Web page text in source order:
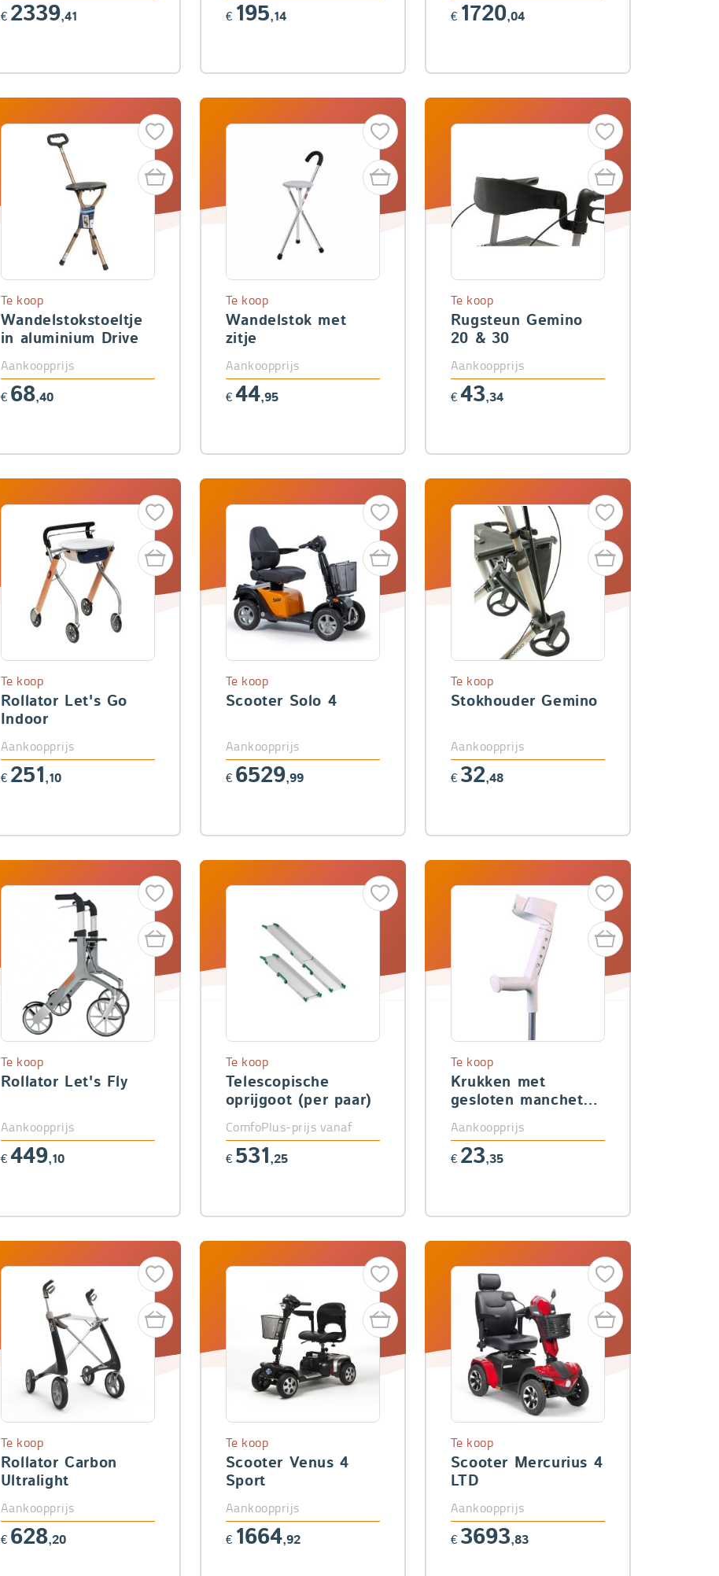
€ 2339,41 € 195,14 € 1720,04
Wandelstokstoeltje
in aluminium Drive
Te koop
Aankoopprijs
€ 68,40
Wandelstok met
zitje
Te koop
Aankoopprijs
€ 44,95
Rugsteun Gemino
20 & 30
Te koop
Aankoopprijs
€ 43,34
Rollator Let's Go
Indoor
Te koop
Aankoopprijs
€ 251,10
Scooter Solo 4
Te koop
Aankoopprijs
€ 6529,99
Stokhouder Gemino
Te koop
Aankoopprijs
€ 32,48
Rollator Let's Fly
Te koop
Aankoopprijs
€ 449,10
Telescopische
oprijgoot (per paar)
Te koop
ComfoPlus-prijs vanaf
€ 531,25
Krukken met
gesloten manchet
Te koop
Aankoopprijs
€ 23,35
Rollator Carbon
Ultralight
Te koop
Aankoopprijs
€ 628,20
Scooter Venus 4
Sport
Te koop
Aankoopprijs
€ 1664,92
Scooter Mercurius 4
LTD
Te koop
Aankoopprijs
€ 3693,83